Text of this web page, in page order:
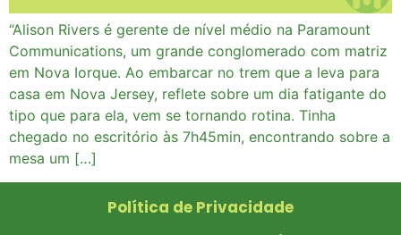
“Alison Rivers é gerente de nível médio na Paramount
Communications, um grande conglomerado com matriz
em Nova Iorque. Ao embarcar no trem que a leva para
casa em Nova Jersey, reflete sobre um dia fatigante do
tipo que para ela, vem se tornando rotina. Tinha
chegado no escritório às 7h45min, encontrando sobre a
mesa um […]
Política de Privacidade